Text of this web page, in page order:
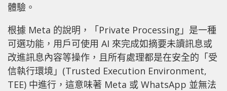
體驗。
根據 Meta 的說明，「Private Processing」是一種
可選功能，用戶可使用 AI 來完成如摘要未讀訊息或
改進訊息內容等操作，且所有處理都是在安全的「受
信執行環境」(Trusted Execution Environment,
TEE) 中進行，這意味著 Meta 或 WhatsApp 並無法